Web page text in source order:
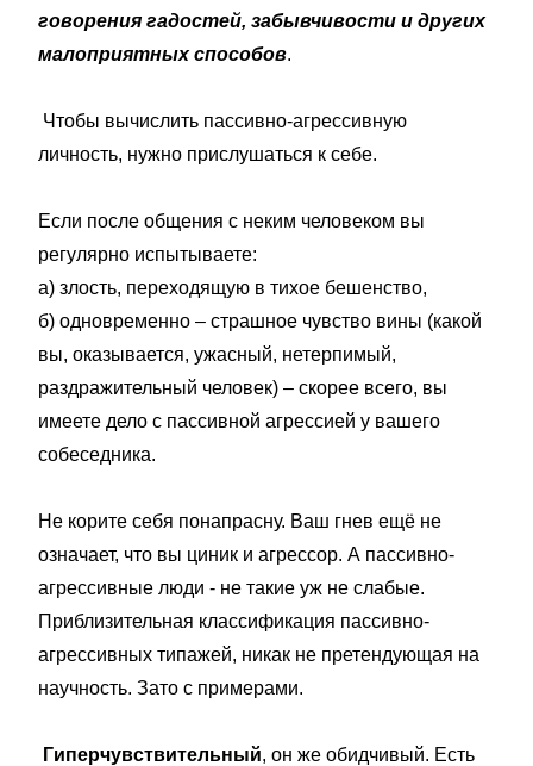
говорения гадостей, забывчивости и других
малоприятных способов.
Чтобы вычислить пассивно-агрессивную
личность, нужно прислушаться к себе.
Если после общения с неким человеком вы
регулярно испытываете:
а) злость, переходящую в тихое бешенство,
б) одновременно – страшное чувство вины (какой
вы, оказывается, ужасный, нетерпимый,
раздражительный человек) – скорее всего, вы
имеете дело с пассивной агрессией у вашего
собеседника.
Не корите себя понапрасну. Ваш гнев ещё не
означает, что вы циник и агрессор. А пассивно-
агрессивные люди - не такие уж не слабые.
Приблизительная классификация пассивно-
агрессивных типажей, никак не претендующая на
научность. Зато с примерами.
Гиперчувствительный, он же обидчивый. Есть